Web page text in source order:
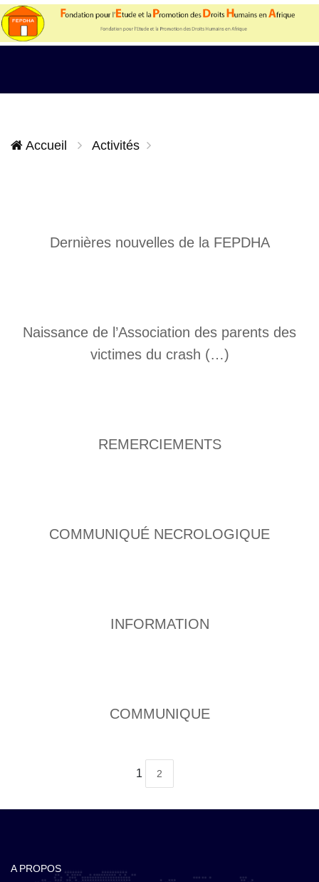
Accueil Activités
Dernières nouvelles de la FEPDHA
Naissance de l’Association des parents des
victimes du crash (…)
REMERCIEMENTS
COMMUNIQUÉ NECROLOGIQUE
INFORMATION
COMMUNIQUE
1 2
A PROPOS